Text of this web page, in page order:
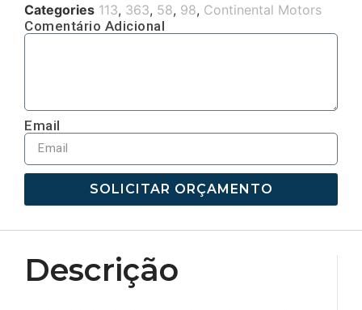
Categories 113, 363, 58, 98, Continental Motors
Comentário Adicional
Email
SOLICITAR ORÇAMENTO
Descrição